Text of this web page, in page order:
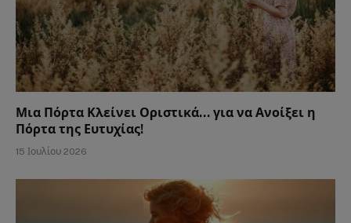
Μια Πόρτα Κλείνει Οριστικά… για να Ανοίξει η
Πόρτα της Ευτυχίας!
15 Ιουλίου 2026